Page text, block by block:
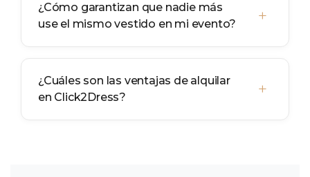
¿Cómo garantizan que nadie más
use el mismo vestido en mi evento?
+
¿Cuáles son las ventajas de alquilar
en Click2Dress?
+